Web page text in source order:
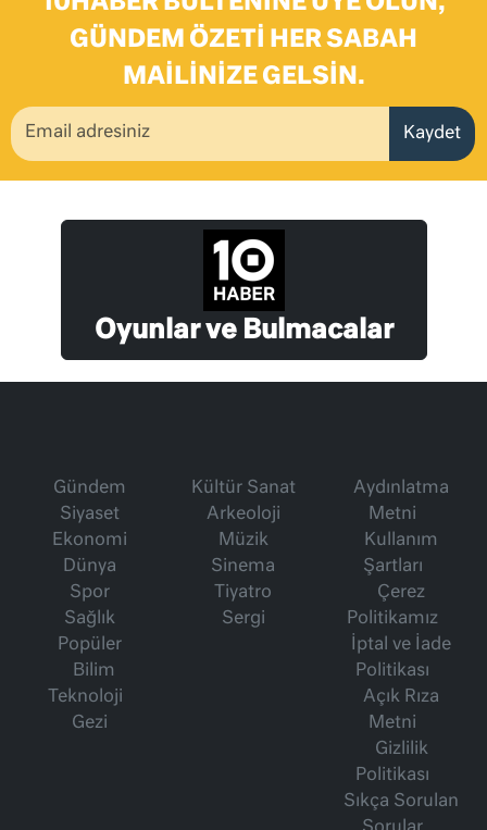
GÜNDEM ÖZETI HER SABAH
MAILINIZE GELSIN.
Kaydet
Oyunlar ve Bulmacalar
Gündem
Siyaset
Ekonomi
Dünya
Spor
Sağlık
Popüler
Bilim
Teknoloji
Gezi
Kültür Sanat
Arkeoloji
Müzik
Sinema
Tiyatro
Sergi
Aydınlatma
Metni
Kullanım
Şartları
Çerez
Politikamız
İptal ve İade
Politikası
Açık Rıza
Metni
Gizlilik
Politikası
Sıkça Sorulan